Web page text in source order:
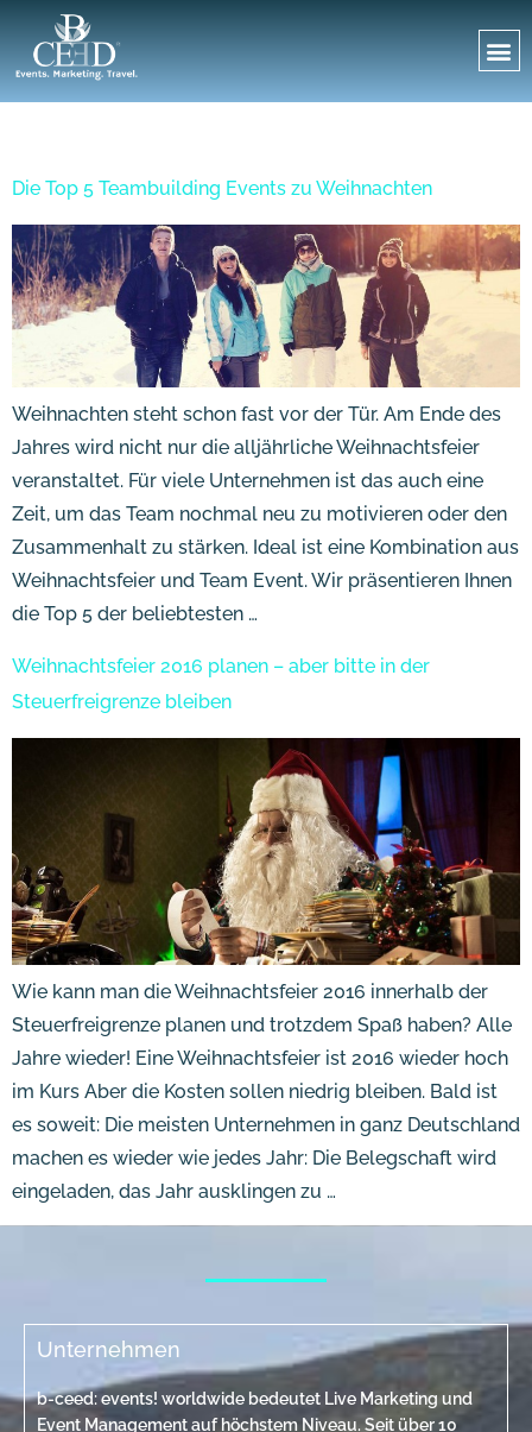
Die Top 5 Teambuilding Events zu Weihnachten
Weihnachten steht schon fast vor der Tür. Am Ende des
Jahres wird nicht nur die alljährliche Weihnachtsfeier
veranstaltet. Für viele Unternehmen ist das auch eine
Zeit, um das Team nochmal neu zu motivieren oder den
Zusammenhalt zu stärken. Ideal ist eine Kombination aus
Weihnachtsfeier und Team Event. Wir präsentieren Ihnen
die Top 5 der beliebtesten …
Weihnachtsfeier 2016 planen – aber bitte in der
Steuerfreigrenze bleiben
Wie kann man die Weihnachtsfeier 2016 innerhalb der
Steuerfreigrenze planen und trotzdem Spaß haben? Alle
Jahre wieder! Eine Weihnachtsfeier ist 2016 wieder hoch
im Kurs Aber die Kosten sollen niedrig bleiben. Bald ist
es soweit: Die meisten Unternehmen in ganz Deutschland
machen es wieder wie jedes Jahr: Die Belegschaft wird
eingeladen, das Jahr ausklingen zu …
Unternehmen
b-ceed: events! worldwide bedeutet Live Marketing und
Event Management auf höchstem Niveau. Seit über 10